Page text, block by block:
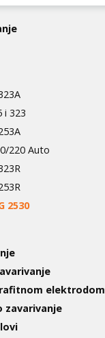
i 323
220 Auto
2530
elektrodom
zavarivanje